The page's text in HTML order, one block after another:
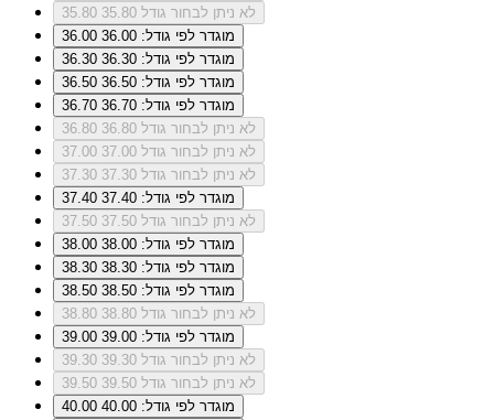
35.80
לא ניתן לבחור גודל 35.80
36.00
מוגדר לפי גודל: 36.00
36.30
מוגדר לפי גודל: 36.30
36.50
מוגדר לפי גודל: 36.50
36.70
מוגדר לפי גודל: 36.70
36.80
לא ניתן לבחור גודל 36.80
37.00
לא ניתן לבחור גודל 37.00
37.30
לא ניתן לבחור גודל 37.30
37.40
מוגדר לפי גודל: 37.40
37.50
לא ניתן לבחור גודל 37.50
38.00
מוגדר לפי גודל: 38.00
38.30
מוגדר לפי גודל: 38.30
38.50
מוגדר לפי גודל: 38.50
38.80
לא ניתן לבחור גודל 38.80
39.00
מוגדר לפי גודל: 39.00
39.30
לא ניתן לבחור גודל 39.30
39.50
לא ניתן לבחור גודל 39.50
40.00
מוגדר לפי גודל: 40.00